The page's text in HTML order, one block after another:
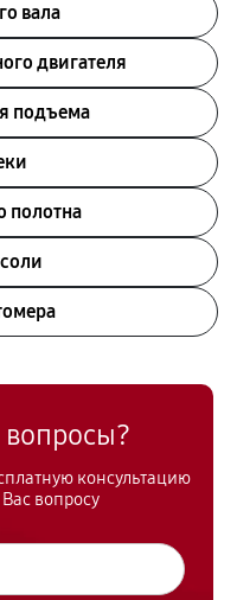
вала
двигателя
подъема
полотна
вопросы?
консультацию
вопросу